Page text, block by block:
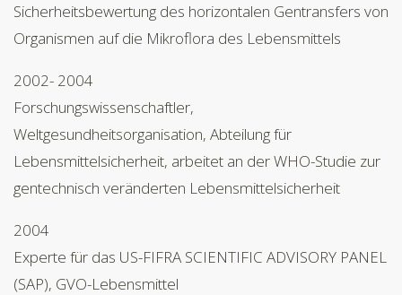
Sicherheitsbewertung des horizontalen Gentransfers von
Organismen auf die Mikroflora des Lebensmittels
2002- 2004
Forschungswissenschaftler,
Weltgesundheitsorganisation, Abteilung für
Lebensmittelsicherheit, arbeitet an der WHO-Studie zur
gentechnisch veränderten Lebensmittelsicherheit
2004
Experte für das US-FIFRA SCIENTIFIC ADVISORY PANEL
(SAP), GVO-Lebensmittel